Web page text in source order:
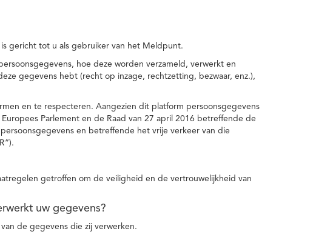
gericht tot u als gebruiker van het Meldpunt.
hoe deze worden verzameld, verwerkt en
gegevens hebt (recht op inzage, rechtzetting, bezwaar, enz.),
en te respecteren. Aangezien dit platform persoonsgegevens
Parlement en de Raad van 27 april 2016 betreffende de
en betreffende het vrije verkeer van die
getroffen om de veiligheid en de vertrouwelijkheid van
uw gegevens?
de gegevens die zij verwerken.